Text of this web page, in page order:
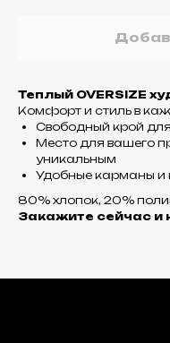
Теплый OVERSIZE
Комфорт и стиль в
Свободный крой
Место для вашего
уникальным
Удобные карманы
80% хлопок, 20%
Закажите сейчас